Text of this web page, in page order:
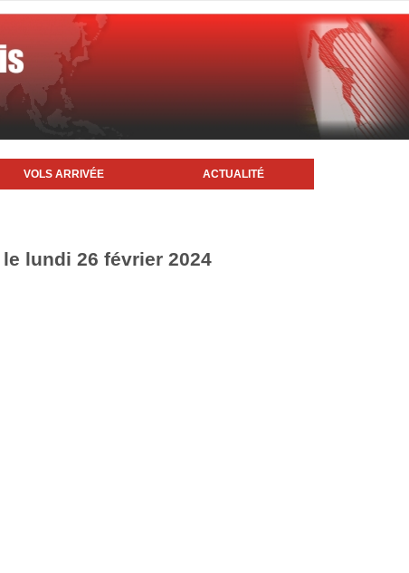
VOLS ARRIVÉE ACTUALITÉ
lundi 26 février 2024